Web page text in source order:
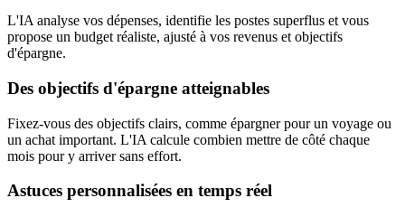
L'IA analyse vos dépenses, identifie les postes superflus et vous
propose un budget réaliste, ajusté à vos revenus et objectifs
d'épargne.
Des objectifs d'épargne atteignables
Fixez-vous des objectifs clairs, comme épargner pour un voyage ou
un achat important. L'IA calcule combien mettre de côté chaque
mois pour y arriver sans effort.
Astuces personnalisées en temps réel